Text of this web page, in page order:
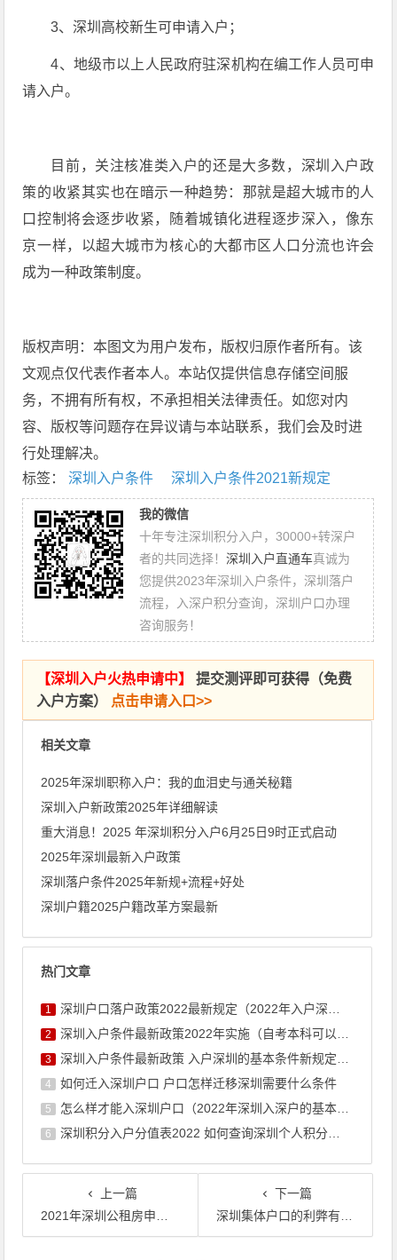
3、深圳高校新生可申请入户；
4、地级市以上人民政府驻深机构在编工作人员可申
请入户。
目前，关注核准类入户的还是大多数，深圳入户政
策的收紧其实也在暗示一种趋势：那就是超大城市的人
口控制将会逐步收紧，随着城镇化进程逐步深入，像东
京一样，以超大城市为核心的大都市区人口分流也许会
成为一种政策制度。
版权声明：本图文为用户发布，版权归原作者所有。该
文观点仅代表作者本人。本站仅提供信息存储空间服
务，不拥有所有权，不承担相关法律责任。如您对内
容、版权等问题存在异议请与本站联系，我们会及时进
行处理解决。
标签：深圳入户条件 深圳入户条件2021新规定
我的微信
十年专注深圳积分入户，30000+转深户
者的共同选择！ 深圳入户直通车真诚为
您提供2023年深圳入户条件，深圳落户
流程，入深户积分查询，深圳户口办理
咨询服务！
【深圳入户火热申请中】
提交测评即可获得（免费
入户方案）
点击申请入口>>
相关文章
2025年深圳职称入户：我的血泪史与通关秘籍
深圳入户新政策2025年详细解读
重大消息！2025 年深圳积分入户6月25日9时正式启动
2025年深圳最新入户政策
深圳落户条件2025年新规+流程+好处
深圳户籍2025户籍改革方案最新
热门文章
1 深圳户口落户政策2022最新规定（2022年入户深圳条件新政 ...
2 深圳入户条件最新政策2022年实施（自考本科可以入户深圳吗）
3 深圳入户条件最新政策 入户深圳的基本条件新规定积分
4 如何迁入深圳户口 户口怎样迁移深圳需要什么条件
5 怎么样才能入深圳户口（2022年深圳入深户的基本条件）
6 深圳积分入户分值表2022 如何查询深圳个人积分有多少
上一篇
2021年深圳公租房申请指南：申请公租房，看这篇就够了！
下一篇
深圳集体户口的利弊有哪些，深圳户口的好处？